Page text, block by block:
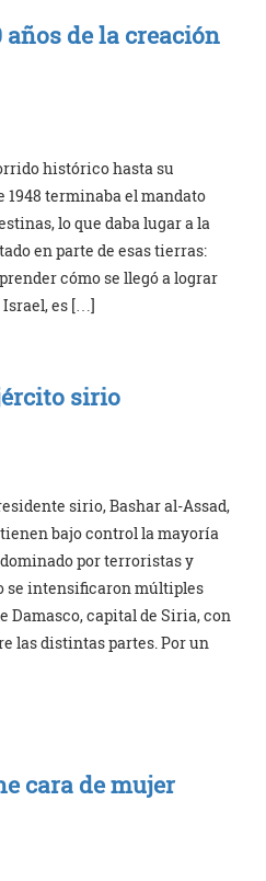
de la creación
histórico hasta su
1948 terminaba el mandato
lo que daba lugar a la
en parte de esas tierras:
cómo se llegó a lograr
Israel, es […]
sirio
sirio, Bashar al-Assad,
bajo control la mayoría
por terroristas y
se intensificaron múltiples
Damasco, capital de Siria, con
las distintas partes. Por un
cara de mujer